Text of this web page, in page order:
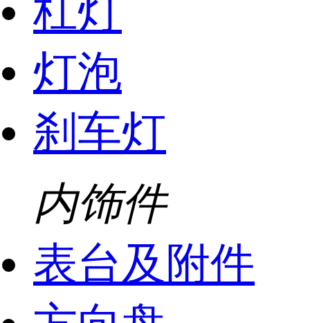
杠灯
灯泡
刹车灯
内饰件
表台及附件